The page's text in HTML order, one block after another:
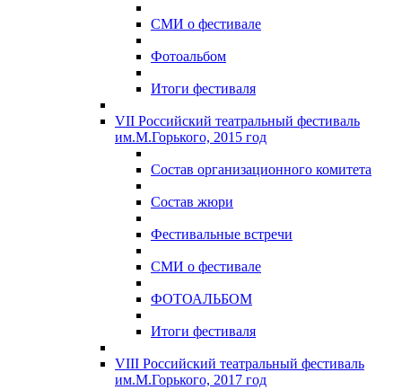
СМИ о фестивале
Фотоальбом
Итоги фестиваля
VII Российский театральный фестиваль
им.М.Горького, 2015 год
Состав организационного комитета
Состав жюри
Фестивальные встречи
СМИ о фестивале
ФОТОАЛЬБОМ
Итоги фестиваля
VIII Российский театральный фестиваль
им.М.Горького, 2017 год